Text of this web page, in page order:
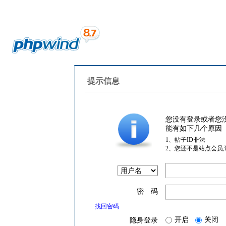
提示信息
您没有登录或者您
能有如下几个原因
1、帖子ID非法
2、您还不是站点会员
密 码
找回密码
隐身登录 开启 关闭